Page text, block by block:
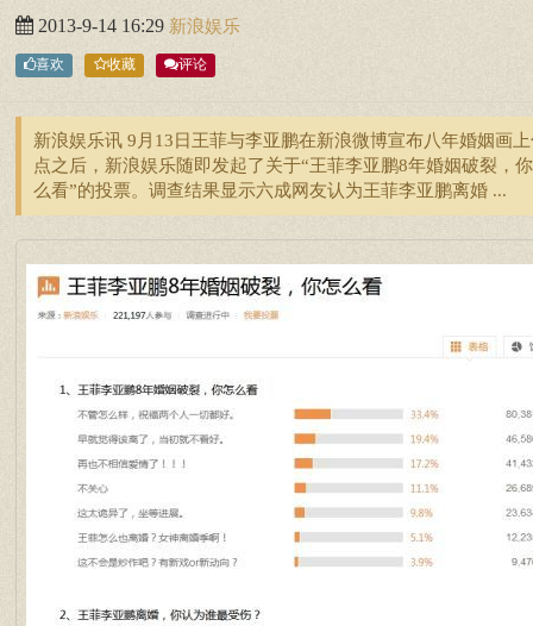
2013-9-14 16:29 新浪娱乐
喜欢 收藏 评论
新浪娱乐讯 9月13日王菲与李亚鹏在新浪微博宣布八年婚姻画
点之后，新浪娱乐随即发起了关于“王菲李亚鹏8年婚姻破裂，
么看”的投票。调查结果显示六成网友认为王菲李亚鹏离婚 ...